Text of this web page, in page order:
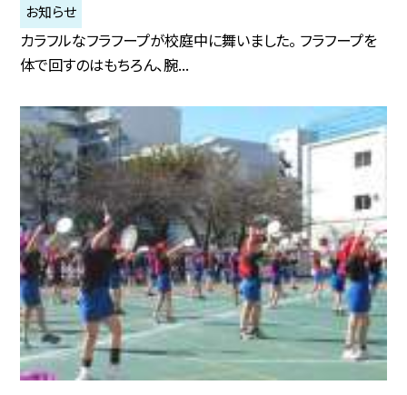
お知らせ
カラフルなフラフープが校庭中に舞いました。 フラフープを
体で回すのはもちろん、腕...